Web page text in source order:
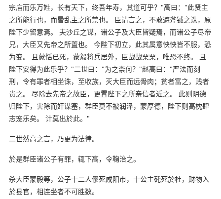
宗庙而乐万姓，长有天下，终吾年寿，其道可乎？"高曰："此贤主
之所能行也，而昬乱主之所禁也。 臣请言之，不敢避斧钺之诛，原
陛下少留意焉。 夫沙丘之谋，诸公子及大臣皆疑焉，而诸公子尽帝
兄，大臣又先帝之所置也。 今陛下初立，此其属意怏怏皆不服，恐
为变。 且蒙恬已死，蒙毅将兵居外，臣战战栗栗，唯恐不终。 且
陛下安得为此乐乎？"二世曰："为之柰何？"赵高曰："严法而刻
刑，令有罪者相坐诛，至收族，灭大臣而远骨肉；贫者富之，贱者
贵之。 尽除去先帝之故臣，更置陛下之所亲信者近之。 此则阴德
归陛下，害除而奸谋塞，群臣莫不被润泽，蒙厚德，陛下则高枕肆
志宠乐矣。 计莫出於此。"
二世然高之言，乃更为法律。
於是群臣诸公子有罪，辄下高，令鞠治之。
杀大臣蒙毅等，公子十二人僇死咸阳市，十公主矺死於杜，财物入
於县官，相连坐者不可胜数。